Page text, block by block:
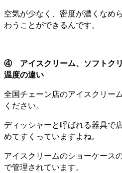
空気が少なく、密度が濃くなめ
わうことができるんです。
④ アイスクリーム、ソフトク
温度の違い
全国チェーン店のアイスクリー
ください。
ディッシャーと呼ばれる器具で
めてすくっていますよね。
アイスクリームのショーケース
で管理されています。